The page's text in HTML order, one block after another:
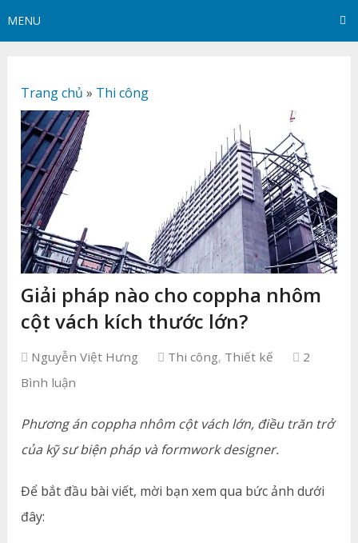
MENU
Trang chủ » Thi công
Giải pháp nào cho coppha nhôm
cột vách kích thước lớn?
Nguyễn Việt Hưng Thi công, Thiết kế
2
Bình luận
Phương án coppha nhôm cột vách lớn, điều trăn trở
của kỹ sư biện pháp và formwork designer.
Để bắt đầu bài viết, mời bạn xem qua bức ảnh dưới
đây: